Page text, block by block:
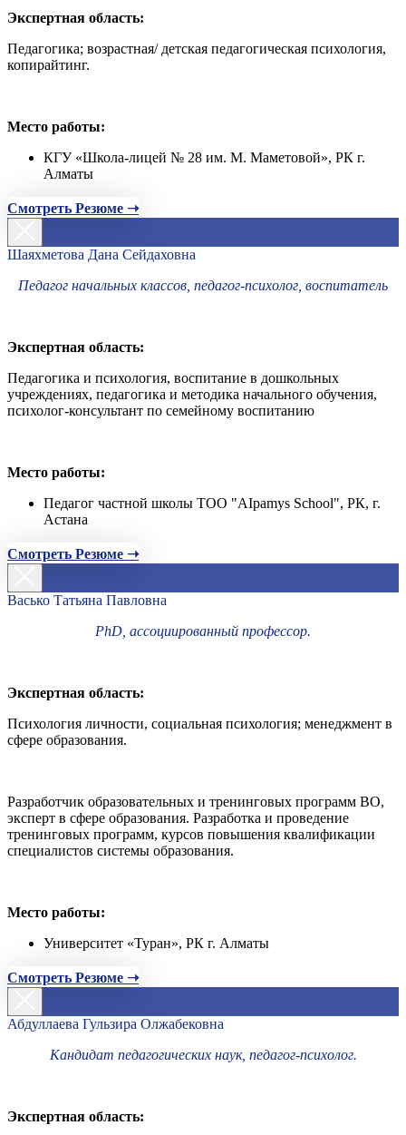
Экспертная область:
Педагогика; возрастная/ детская педагогическая психология,
копирайтинг.
Место работы:
КГУ «Школа-лицей № 28 им. М. Маметовой», РК г.
Алматы
Смотреть Резюме ➝
Шаяхметова Дана Сейдаховна
Педагог начальных классов, педагог-психолог, воспитатель
Экспертная область:
Педагогика и психология, воспитание в дошкольных
учреждениях, педагогика и методика начального обучения,
психолог-консультант по семейному воспитанию
Место работы:
Педагог частной школы ТОО "AIpamys School", РК, г.
Астана
Смотреть Резюме ➝
Васько Татьяна Павловна
PhD, ассоциированный профессор.
Экспертная область:
Психология личности, социальная психология; менеджмент в
сфере образования.
Разработчик образовательных и тренинговых программ ВО,
эксперт в сфере образования. Разработка и проведение
тренинговых программ, курсов повышения квалификации
специалистов системы образования.
Место работы:
Университет «Туран», РК г. Алматы
Смотреть Резюме ➝
Абдуллаева Гульзира Олжабековна
Кандидат педагогических наук, педагог-психолог.
Экспертная область: